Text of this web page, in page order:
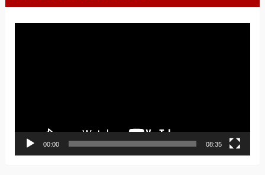
00:00 08:35